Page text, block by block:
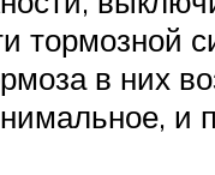
тормозной
в них
и